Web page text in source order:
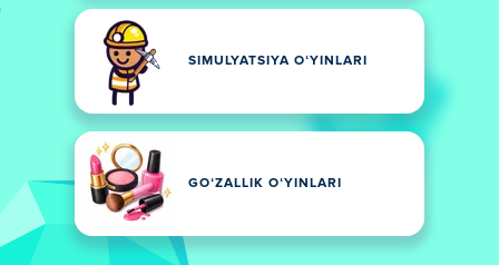
SIMULYATSIYA OʻYINLARI
GOʻZALLIK OʻYINLARI